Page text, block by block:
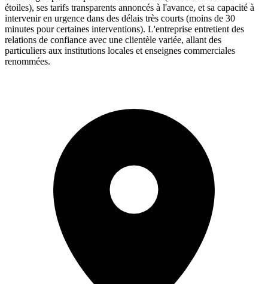
étoiles), ses tarifs transparents annoncés à l'avance, et sa capacité à
intervenir en urgence dans des délais très courts (moins de 30
minutes pour certaines interventions). L'entreprise entretient des
relations de confiance avec une clientèle variée, allant des
particuliers aux institutions locales et enseignes commerciales
renommées.